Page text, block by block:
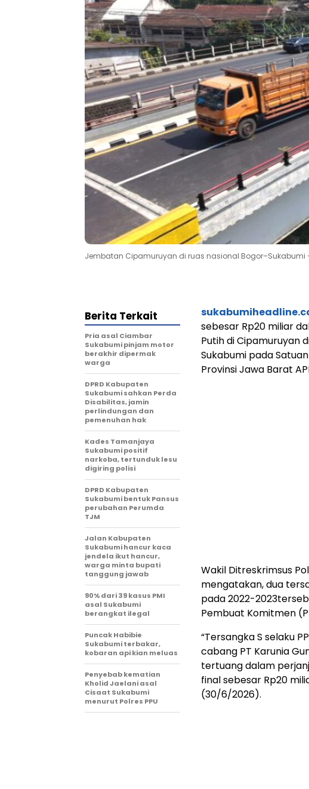
Jembatan Cipamuruyan di ruas nasional Bogor–Sukabumi -
sebesar Rp20 miliar
Putih di Cipamuruyan
Sukabumi pada
Provinsi Jawa Barat
Wakil Ditreskrimsus
mengatakan, dua
pada 2022-
Pembuat Komitmen
“Tersangka S selaku
cabang PT Karunia
tertuang dalam
final sebesar Rp20
(30/6/2026).
Berita Terkait
Pria asal Ciambar
Sukabumi pinjam motor
berakhir dipermak
warga
DPRD Kabupaten
Sukabumi sahkan Perda
Disabilitas, jamin
perlindungan dan
pemenuhan hak
Kades Tamanjaya
Sukabumi positif
narkoba, tertunduk lesu
digiring polisi
DPRD Kabupaten
Sukabumi bentuk Pansus
perubahan Perumda
TJM
Jalan Kabupaten
Sukabumi hancur kaca
jendela ikut hancur,
warga minta bupati
tanggung jawab
90% dari 39 kasus PMI
asal Sukabumi
berangkat ilegal
Puncak Habibie
Sukabumi terbakar,
kobaran api kian meluas
Penyebab kematian
Kholid Jaelani asal
Cisaat Sukabumi
menurut Polres PPU